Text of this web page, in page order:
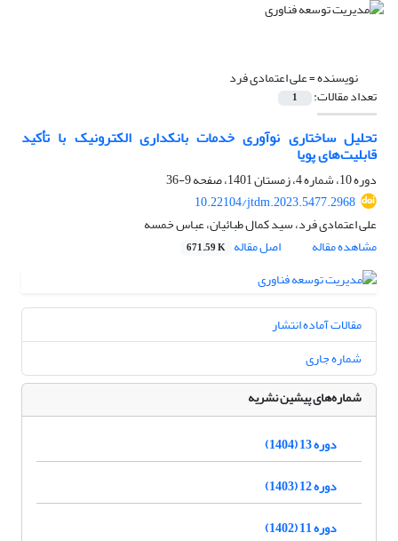
نویسنده =علی اعتمادی فرد
تعداد مقالات: 1
تحلیل ساختاری نوآوری خدمات بانکداری الکترونیک با تأکید
قابلیت‌‌های پویا
دوره 10، شماره 4، زمستان 1401، صفحه
9-36
10.22104/jtdm.2023.5477.2968
علی اعتمادی فرد، سید کمال طبائیان، عباس خمسه
مشاهده مقاله
اصل مقاله 671.59 K
مقالات آماده انتشار
شماره جاری
شماره‌های پیشین نشریه
دوره 13 (1404)
دوره 12 (1403)
دوره 11 (1402)